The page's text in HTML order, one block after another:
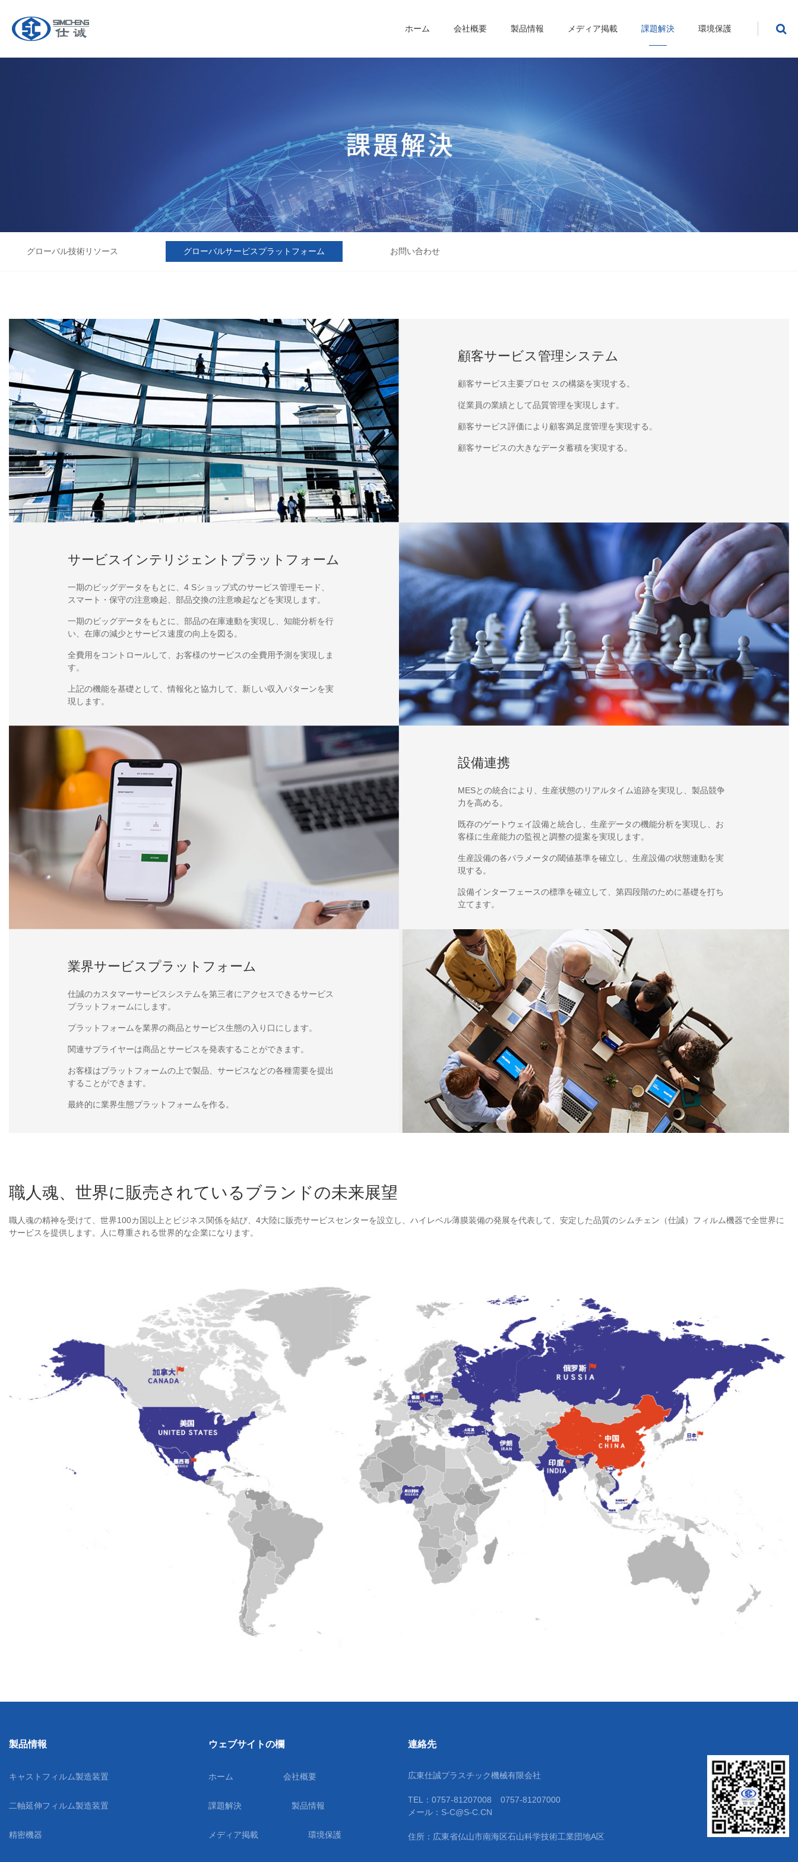
ホーム 会社概要 製品情報 メディア掲載 課題解決 環境保護
グローバル技術リソース グローバルサービスプラットフォーム お問い合わせ
顧客サービス管理システム
顧客サービス主要プロセ スの構築を実現する。
従業員の業績として品質管理を実現します。
顧客サービス評価により顧客満足度管理を実現する。
顧客サービスの大きなデータ蓄積を実現する。
サービスインテリジェントプラットフォーム
一期のビッグデータをもとに、4 Sショップ式のサービス管理モード、
スマート・保守の注意喚起、部品交換の注意喚起などを実現します。
一期のビッグデータをもとに、部品の在庫連動を実現し、知能分析を行
い、在庫の減少とサービス速度の向上を図る。
全費用をコントロールして、お客様のサービスの全費用予測を実現しま
す。
上記の機能を基礎として、情報化と協力して、新しい収入パターンを実
現します。
設備連携
MESとの統合により、生産状態のリアルタイム追跡を実現し、製品競争
力を高める。
既存のゲートウェイ設備と統合し、生産データの機能分析を実現し、お
客様に生産能力の監視と調整の提案を実現します。
生産設備の各パラメータの閾値基準を確立し、生産設備の状態連動を実
現する。
設備インターフェースの標準を確立して、第四段階のために基礎を打ち
立てます。
業界サービスプラットフォーム
仕誠のカスタマーサービスシステムを第三者にアクセスできるサービス
プラットフォームにします。
プラットフォームを業界の商品とサービス生態の入り口にします。
関連サプライヤーは商品とサービスを発表することができます。
お客様はプラットフォームの上で製品、サービスなどの各種需要を提出
することができます。
最終的に業界生態プラットフォームを作る。
職人魂、世界に販売されているブランドの未来展望
職人魂の精神を受けて、世界100カ国以上とビジネス関係を結び、4大陸に販売サービスセンターを設立し、ハイレベル薄膜装備の発展を代表して、安定した品質のシムチェン（仕誠）フィルム機器で全世界に
サービスを提供します。人に尊重される世界的な企業になります。
製品情報
キャストフィルム製造装置
二軸延伸フィルム製造装置
精密機器
ウェブサイトの欄
ホーム 会社概要
課題解決 製品情報
メディア掲載 環境保護
連絡先
広東仕誠プラスチック機械有限会社
TEL： 0757-81207008
0757-81207000
メール： S-C@S-C.CN
住所：広東省仏山市南海区石山科学技術工業団地A区